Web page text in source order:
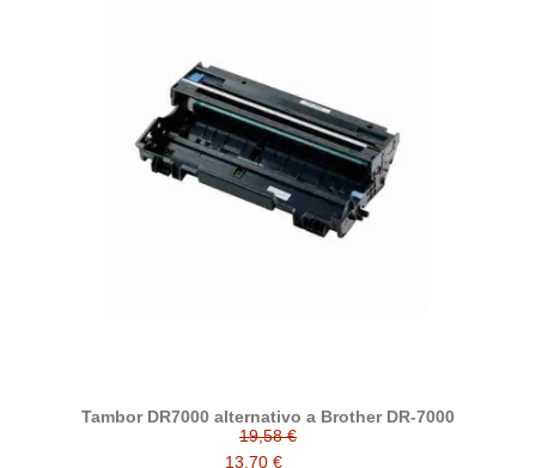
Tambor DR7000 alternativo a Brother DR-7000
19,58 €
13,70 €